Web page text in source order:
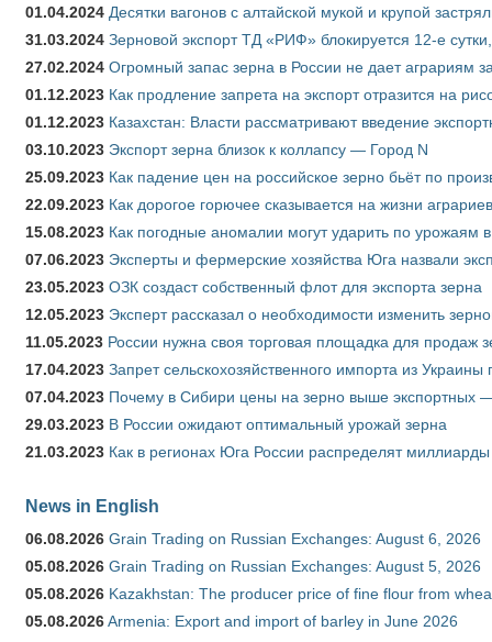
01.04.2024 Десятки вагонов с алтайской мукой и крупой
31.03.2024 Зерновой экспорт ТД «РИФ» блокируется 12-е
27.02.2024 Огромный запас зерна в России не дает аграриям
01.12.2023 Как продление запрета на экспорт отразится на
01.12.2023 Казахстан: Власти рассматривают введение
03.10.2023 Экспорт зерна близок к коллапсу — Город N
25.09.2023 Как падение цен на российское зерно бьёт по
22.09.2023 Как дорогое горючее сказывается на жизни аграриев
15.08.2023 Как погодные аномалии могут ударить по урожаям
07.06.2023 Эксперты и фермерские хозяйства Юга назвали
23.05.2023 ОЗК создаст собственный флот для экспорта зерна
12.05.2023 Эксперт рассказал о необходимости изменить
11.05.2023 России нужна своя торговая площадка для продаж
17.04.2023 Запрет сельскохозяйственного импорта из
07.04.2023 Почему в Сибири цены на зерно выше экспортных
29.03.2023 В России ожидают оптимальный урожай зерна
21.03.2023 Как в регионах Юга России распределят
News in English
06.08.2026 Grain Trading on Russian Exchanges: August 6, 2026
05.08.2026 Grain Trading on Russian Exchanges: August 5, 2026
05.08.2026 Kazakhstan: The producer price of fine flour from
05.08.2026Armenia: Export and import of barley in June 2026